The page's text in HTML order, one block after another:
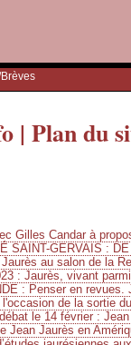
| Plan du
Gilles Candar à
SAINT-GERVAIS :
au salon de la
: Jaurès, vivant
: Penser en revues.
l'occasion de la sortie
le 14 février :
Jean Jaurès en